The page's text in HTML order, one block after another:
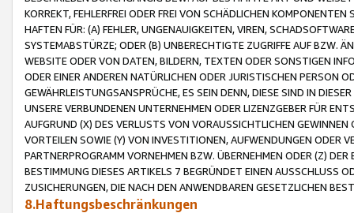
KORREKT, FEHLERFREI ODER FREI VON SCHÄDLICHEN
HAFTEN FÜR: (A) FEHLER, UNGENAUIGKEITEN, VIREN,
SYSTEMABSTÜRZE; ODER (B) UNBERECHTIGTE ZUGRIFFE AUF BZW.
WEBSITE ODER VON DATEN, BILDERN, TEXTEN ODER SONSTIGEN
ODER EINER ANDEREN NATÜRLICHEN ODER JURISTISCHEN PERSON
GEWÄHRLEISTUNGSANSPRÜCHE, ES SEIN DENN, DIESE SIND IN
UNSERE VERBUNDENEN UNTERNEHMEN ODER LIZENZGEBER FÜR
AUFGRUND (X) DES VERLUSTS VON VORAUSSICHTLICHEN
VORTEILEN SOWIE (Y) VON INVESTITIONEN, AUFWENDUNGEN ODER
PARTNERPROGRAMM VORNEHMEN BZW. ÜBERNEHMEN ODER (Z)
BESTIMMUNG DIESES ARTIKELS 7 BEGRÜNDET EINEN AUSSCHLUSS
ZUSICHERUNGEN, DIE NACH DEN ANWENDBAREN GESETZLICHEN
8.Haftungsbeschränkungen